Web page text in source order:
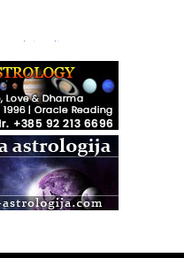
i Online
pranom (Basic Pranic